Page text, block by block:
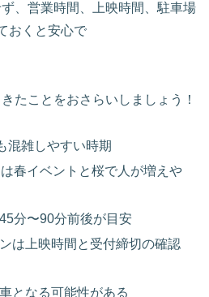
ず、営業時間、上映時間、駐車場
おくと安心で
たことをおさらいしましょう！
混雑しやすい時期
春イベントと桜で人が増えや
分〜90分前後が目安
は上映時間と受付締切の確認
となる可能性がある